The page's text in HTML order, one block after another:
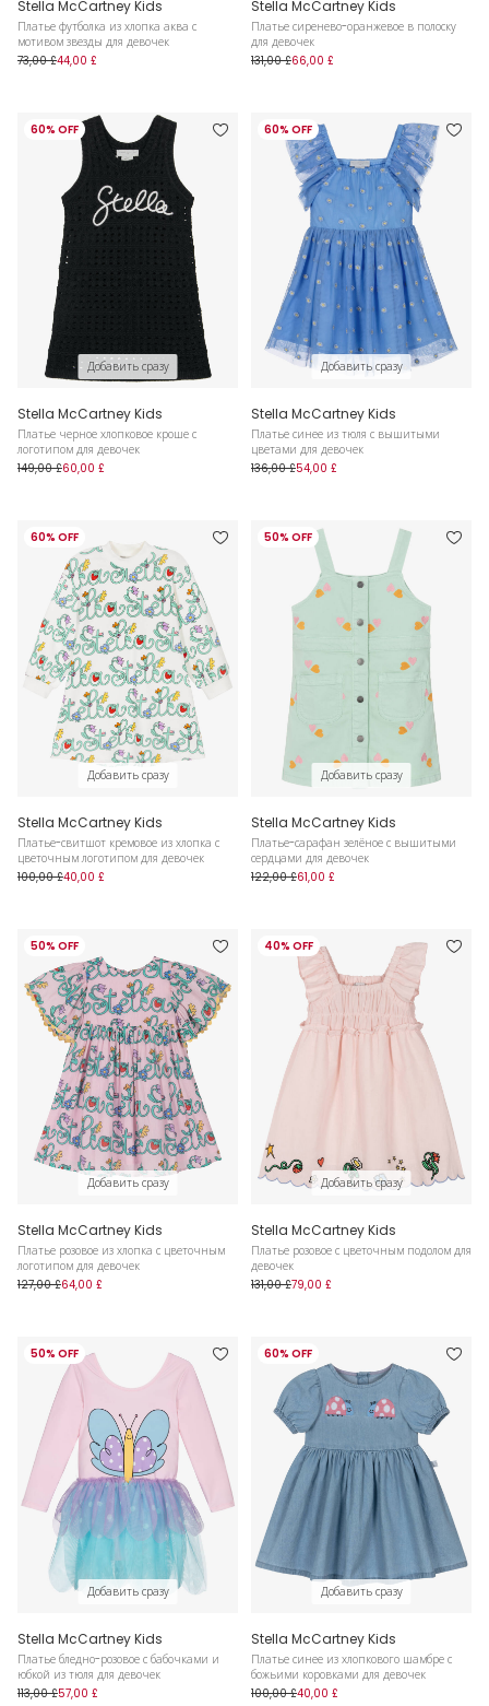
Stella McCartney Kids
Платье футболка из хлопка аква с
мотивом звезды для девочек
73,00 £44,00 £
Stella McCartney Kids
Платье сиренево-оранжевое в полоску
для девочек
131,00 £66,00 £
60% OFF
Добавить сразу
Stella McCartney Kids
Платье черное хлопковое кроше с
логотипом для девочек
149,00 £60,00 £
60% OFF
Добавить сразу
Stella McCartney Kids
Платье синее из тюля с вышитыми
цветами для девочек
136,00 £54,00 £
60% OFF
Добавить сразу
Stella McCartney Kids
Платье-свитшот кремовое из хлопка с
цветочным логотипом для девочек
100,00 £40,00 £
50% OFF
Добавить сразу
Stella McCartney Kids
Платье-сарафан зелёное с вышитыми
сердцами для девочек
122,00 £61,00 £
50% OFF
Добавить сразу
Stella McCartney Kids
Платье розовое из хлопка с цветочным
логотипом для девочек
127,00 £64,00 £
40% OFF
Добавить сразу
Stella McCartney Kids
Платье розовое с цветочным подолом для
девочек
131,00 £79,00 £
50% OFF
Добавить сразу
Stella McCartney Kids
Платье бледно-розовое с бабочками и
юбкой из тюля для девочек
113,00 £57,00 £
60% OFF
Добавить сразу
Stella McCartney Kids
Платье синее из хлопкового шамбре с
божьими коровками для девочек
100,00 £40,00 £